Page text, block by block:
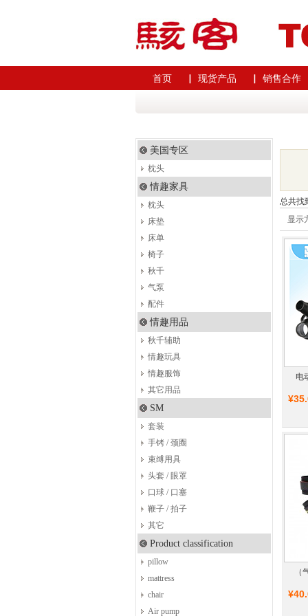
首页 ▏ 现货产品 ▏ 销售合作
美国专区
枕头
情趣家具
枕头
床垫
床单
椅子
秋千
气泵
配件
情趣用品
秋千辅助
情趣玩具
情趣服饰
其它用品
SM
套装
手铐 / 颈圈
束缚用具
头套 / 眼罩
口球 / 口塞
鞭子 / 拍子
其它
Product classification
pillow
mattress
chair
Air pump
总共找
显示
电